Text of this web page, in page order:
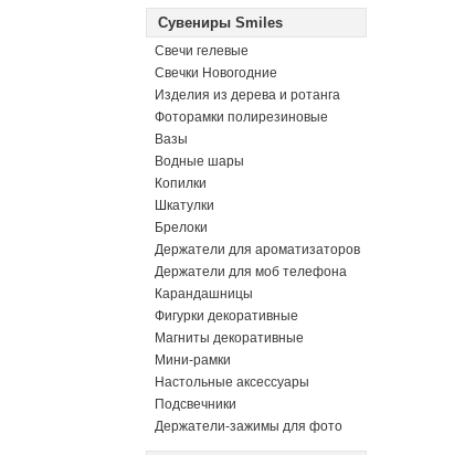
Сувениры Smiles
Свечи гелевые
Свечки Новогодние
Изделия из дерева и ротанга
Фоторамки полирезиновые
Вазы
Водные шары
Копилки
Шкатулки
Брелоки
Держатели для ароматизаторов
Держатели для моб телефона
Карандашницы
Фигурки декоративные
Магниты декоративные
Мини-рамки
Настольные аксессуары
Подсвечники
Держатели-зажимы для фото